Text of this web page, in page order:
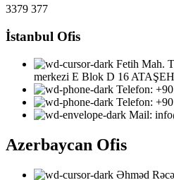
3379 377
İstanbul Ofis
Fetih Mah.
merkezi E Blok D 16
Telefon:
Telefon:
Mail:
Azerbaycan Ofis
Əhməd